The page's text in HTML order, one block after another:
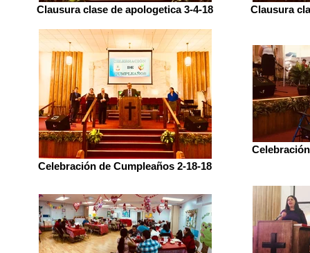
Clausura clase de apologetica 3-4-18 Clausura
Celebración de Cumpleaños 2-18-18